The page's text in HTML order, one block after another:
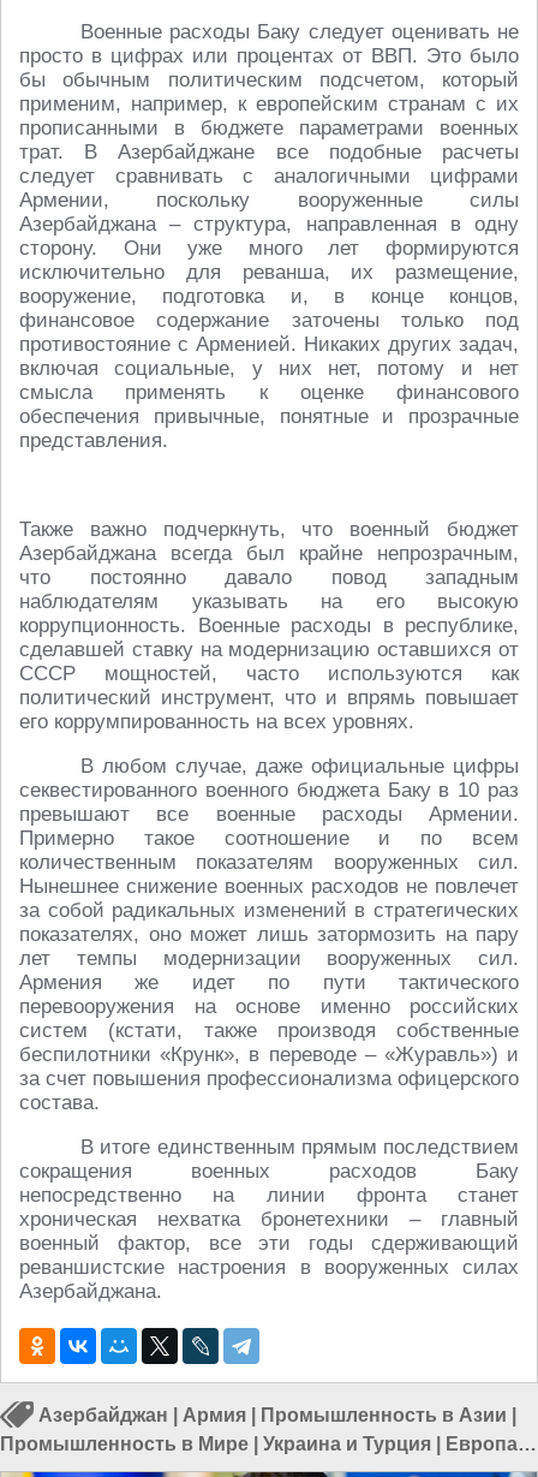
Военные расходы Баку следует оценивать не
просто в цифрах или процентах от ВВП. Это было
бы обычным политическим подсчетом, который
применим, например, к европейским странам с их
прописанными в бюджете параметрами военных
трат. В Азербайджане все подобные расчеты
следует сравнивать с аналогичными цифрами
Армении, поскольку вооруженные силы
Азербайджана – структура, направленная в одну
сторону. Они уже много лет формируются
исключительно для реванша, их размещение,
вооружение, подготовка и, в конце концов,
финансовое содержание заточены только под
противостояние с Арменией. Никаких других задач,
включая социальные, у них нет, потому и нет
смысла применять к оценке финансового
обеспечения привычные, понятные и прозрачные
представления.
Также важно подчеркнуть, что военный бюджет
Азербайджана всегда был крайне непрозрачным,
что постоянно давало повод западным
наблюдателям указывать на его высокую
коррупционность. Военные расходы в республике,
сделавшей ставку на модернизацию оставшихся от
СССР мощностей, часто используются как
политический инструмент, что и впрямь повышает
его коррумпированность на всех уровнях.
В любом случае, даже официальные цифры
секвестированного военного бюджета Баку в 10 раз
превышают все военные расходы Армении.
Примерно такое соотношение и по всем
количественным показателям вооруженных сил.
Нынешнее снижение военных расходов не повлечет
за собой радикальных изменений в стратегических
показателях, оно может лишь затормозить на пару
лет темпы модернизации вооруженных сил.
Армения же идет по пути тактического
перевооружения на основе именно российских
систем (кстати, также производя собственные
беспилотники «Крунк», в переводе – «Журавль») и
за счет повышения профессионализма офицерского
состава.
В итоге единственным прямым последствием
сокращения военных расходов Баку
непосредственно на линии фронта станет
хроническая нехватка бронетехники – главный
военный фактор, все эти годы сдерживающий
реваншистские настроения в вооруженных силах
Азербайджана.
Азербайджан Армия Промышленность в Азии
Промышленность в Мире
Украина и Турция
Европа и